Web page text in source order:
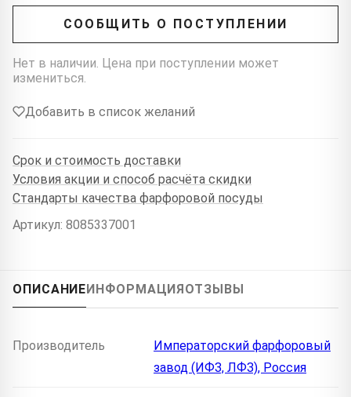
СООБЩИТЬ О ПОСТУПЛЕНИИ
Нет в наличии. Цена при поступлении может
измениться.
Добавить в список желаний
Срок и стоимость доставки
Условия акции и способ расчёта скидки
Стандарты качества фарфоровой посуды
Артикул: 8085337001
ОПИСАНИЕИНФОРМАЦИЯОТЗЫВЫ
Производитель
Императорский фарфоровый
завод (ИФЗ, ЛФЗ), Россия